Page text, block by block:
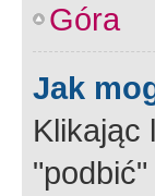
Góra
Jak
Klikając